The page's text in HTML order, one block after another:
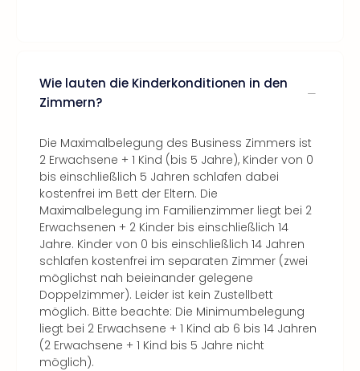
Wie lauten die Kinderkonditionen in den
Zimmern?
Die Maximalbelegung des Business Zimmers ist
2 Erwachsene + 1 Kind (bis 5 Jahre), Kinder von 0
bis einschließlich 5 Jahren schlafen dabei
kostenfrei im Bett der Eltern. Die
Maximalbelegung im Familienzimmer liegt bei 2
Erwachsenen + 2 Kinder bis einschließlich 14
Jahre. Kinder von 0 bis einschließlich 14 Jahren
schlafen kostenfrei im separaten Zimmer (zwei
möglichst nah beieinander gelegene
Doppelzimmer). Leider ist kein Zustellbett
möglich. Bitte beachte: Die Minimumbelegung
liegt bei 2 Erwachsene + 1 Kind ab 6 bis 14 Jahren
(2 Erwachsene + 1 Kind bis 5 Jahre nicht
möglich).